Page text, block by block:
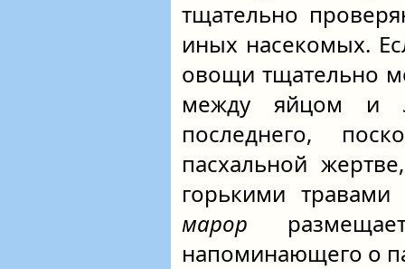
тщательно
иных насекомых.
овощи тщательно
между яйцом и
последнего,
пасхальной
горькими
марор
напоминающего о